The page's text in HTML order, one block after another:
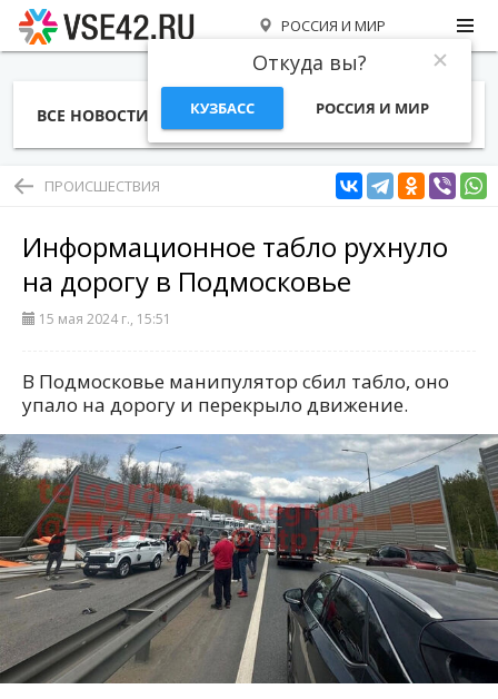
РОССИЯ И МИР
Откуда вы?
КУЗБАСС РОССИЯ И МИР
ВСЕ НОВОСТИ СТАТЬИ ТЕМЫ ФОТО
ПРОИСШЕСТВИЯ
Информационное табло рухнуло
на дорогу в Подмосковье
15 мая 2024 г., 15:51
В Подмосковье манипулятор сбил табло, оно
упало на дорогу и перекрыло движение.